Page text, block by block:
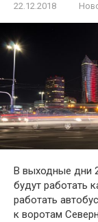
22.12.2018
В выходные дни
будут работать
работать
к воротам